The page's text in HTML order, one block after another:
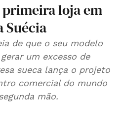
loja em
Suécia
de que o seu modelo
um excesso de
sueca lança o projeto
comercial do mundo
mão.